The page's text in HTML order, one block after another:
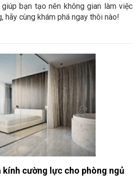
bạn tạo nên không gian làm việc
hãy cùng khám phá ngay thôi nào!
kính cường lực cho phòng ngủ